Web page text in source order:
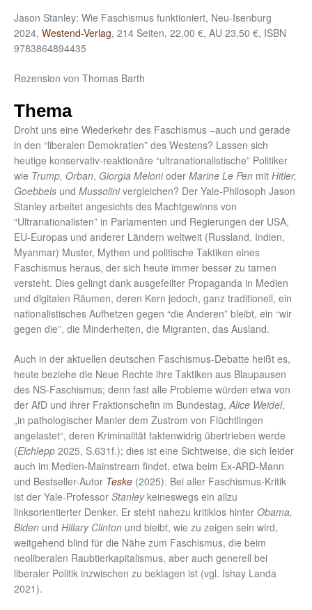
Jason Stanley: Wie Faschismus funktioniert, Neu-Isenburg
2024, Westend-Verlag, 214 Seiten, 22,00 €, AU 23,50 €, ISBN
9783864894435
Rezension von Thomas Barth
Thema
Droht uns eine Wiederkehr des Faschismus –auch und gerade
in den “liberalen Demokratien” des Westens? Lassen sich
heutige konservativ-reaktionäre “ultranationalistische” Politiker
wie Trump, Orban, Giorgia Melonioder Marine Le Pen mit Hitler,
Goebbels und Mussolinivergleichen? Der Yale-Philosoph Jason
Stanley arbeitet angesichts des Machtgewinns von
“Ultranationalisten” in Parlamenten und Regierungen der USA,
EU-Europas und anderer Ländern weltweit (Russland, Indien,
Myanmar) Muster, Mythen und politische Taktiken eines
Faschismus heraus, der sich heute immer besser zu tarnen
versteht. Dies gelingt dank ausgefeilter Propaganda in Medien
und digitalen Räumen, deren Kern jedoch, ganz traditionell, ein
nationalistisches Aufhetzen gegen “die Anderen” bleibt, ein “wir
gegen die”, die Minderheiten, die Migranten, das Ausland.
Auch in der aktuellen deutschen Faschismus-Debatte heißt es,
heute beziehe die Neue Rechte ihre Taktiken aus Blaupausen
des NS-Faschismus; denn fast alle Probleme würden etwa von
der AfD und ihrer Fraktionschefin im Bundestag,Alice Weidel,
„in pathologischer Manier dem Zustrom von Flüchtlingen
angelastet“, deren Kriminalität faktenwidrig übertrieben werde
(Elchlepp 2025, S.631f.); dies ist eine Sichtweise, die sich leider
auch im Medien-Mainstream findet, etwa beim Ex-ARD-Mann
und Bestseller-Autor Teske (2025). Bei aller Faschismus-Kritik
ist der Yale-Professor Stanleykeineswegs ein allzu
linksorientierter Denker. Er steht nahezu kritiklos hinter Obama,
Biden und Hillary Clinton und bleibt, wie zu zeigen sein wird,
weitgehend blind für die Nähe zum Faschismus, die beim
neoliberalen Raubtierkapitalismus, aber auch generell bei
liberaler Politik inzwischen zu beklagen ist (vgl. Ishay Landa
2021).